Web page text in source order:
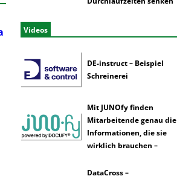
Videos
DE-instruct – Beispiel
Schreinerei
Mit JUNOfy finden
Mitarbeitende genau die
Informationen, die sie
wirklich brauchen –
DataCross –